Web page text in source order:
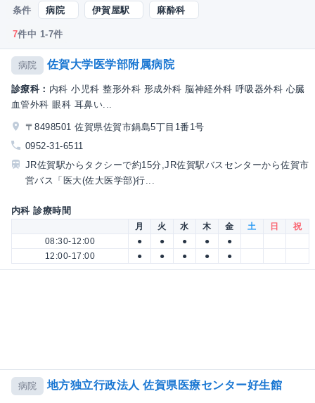
条件 病院 伊賀屋駅 麻酔科
7件中 1-7件
病院 佐賀大学医学部附属病院
診療科： 内科 小児科 整形外科 形成外科 脳神経外科 呼吸器外科 心臓
血管外科 眼科 耳鼻い...
〒8498501 佐賀県佐賀市鍋島5丁目1番1号
0952-31-6511
JR佐賀駅からタクシーで約15分,JR佐賀駅バスセンターから佐賀市
営バス「医大(佐大医学部)行...
内科 診療時間
月 火 水 木 金 土 日
祝
08:30-12:00
● ● ● ●
●
12:00-17:00
● ● ● ● ●
病院 地方独立行政法人 佐賀県医療センター好生館